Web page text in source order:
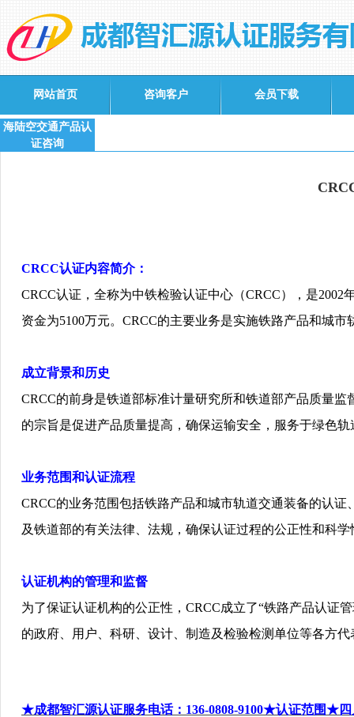
网站首页 咨询客户 会员下载
海陆空交通产品认
证咨询
CRCC认证内容简介：
CRCC认证 ，全称为中铁检验认证中心（CRCC），是2002
资金为5100万元。 CRCC的主要业务是实施铁路产品和城市
成立背景和 历史
CRCC的前身是铁道部标准计量研究所和铁道部产品质量监
的宗旨是促进产品质量提高，确保运输安全，服务于绿色轨
业务范围和认证流程
CRCC的业务范围包括铁路产品和城市轨道交通装备的认证
及铁道部的有关法律、法规 ，确保认证过程的公正性和科学
认证机构的管理和监督
为了保证认证机构的公正性， CRCC成立了“铁路产品认证
的政府、用 户 、科研、 设计 、制造及检验检测单位等各方代
★成都智汇源认证服务电话：136-0808-9100★认证范围★四